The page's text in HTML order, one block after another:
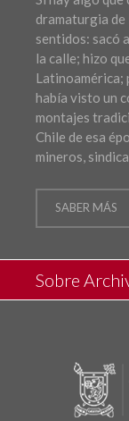
dramaturgia de
sentidos: sacó
la calle; hizo
Latinoamérica;
había visto un
montajes
Chile de esa
mineros,
SABER MÁS
Sobre